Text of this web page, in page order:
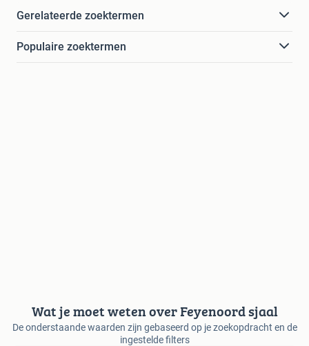
Gerelateerde zoektermen
Populaire zoektermen
Wat je moet weten over Feyenoord sjaal
De onderstaande waarden zijn gebaseerd op je zoekopdracht en de
ingestelde filters